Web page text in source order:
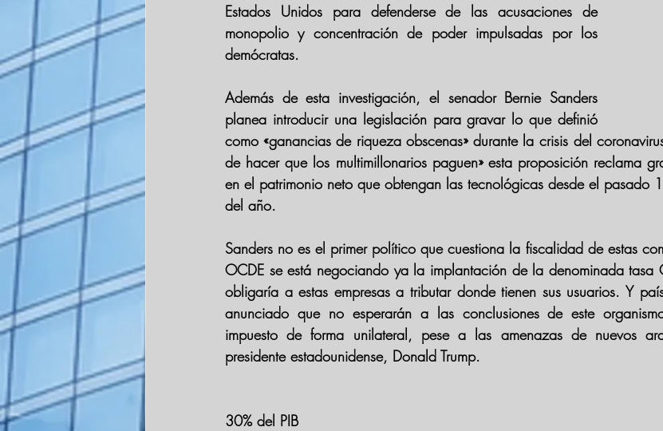
Estados Unidos para defenderse de las acusaciones de
monopolio y concentración de poder impulsadas por los
demócratas.
Además de esta investigación, el senador
planea introducir una legislación para gravar lo que definió
como «ganancias de riqueza obscenas» durante la crisis del
de hacer que los multimillonarios paguen» esta proposición reclama
en el patrimonio neto que obtengan las tecnológicas desde el pasado
del año.
Sanders no es el primer político que cuestiona la fiscalidad de estas
OCDE se está negociando ya la implantación de la denominada tasa
obligaría a estas empresas a tributar donde tienen sus usuarios. Y
anunciado que no esperarán a las conclusiones de este
impuesto de forma unilateral, pese a las amenazas de nuevos
presidente estadounidense, Donald Trump.
30% del PIB